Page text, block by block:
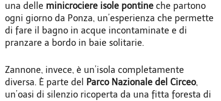
una delle minicrociere isole pontine che partono
ogni giorno da Ponza, un’esperienza che permette
di fare il bagno in acque incontaminate e di
pranzare a bordo in baie solitarie.
Zannone, invece, è un’isola completamente
diversa. È parte del
Parco Nazionale del Circeo,
un’oasi di silenzio ricoperta da una fitta foresta di